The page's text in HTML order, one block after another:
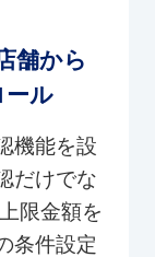
舗から
ール
機能を設
だけでな
限金額を
条件設定